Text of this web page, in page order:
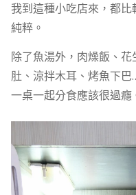
我到這種小吃店來，都
純粹。
除了魚湯外，肉燥飯、
肚、涼拌木耳、烤魚下
一桌一起分食應該很過癮